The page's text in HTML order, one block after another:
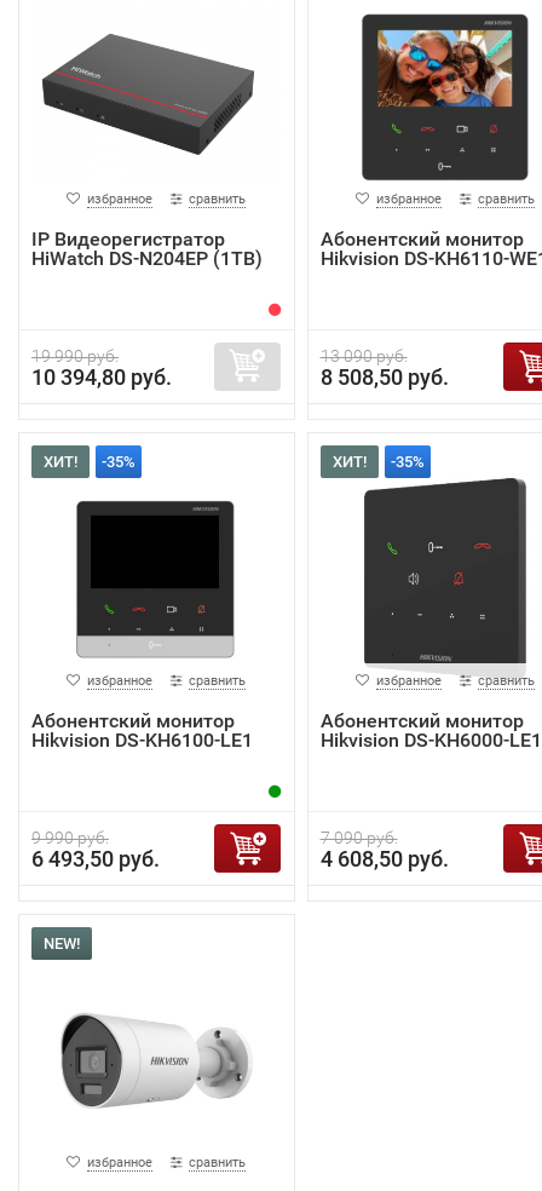
избранное сравнить
IP Видеорегистратор
HiWatch DS-N204EP (1TB)
19 990 руб.
10 394,80 руб.
избранное сравнить
Абонентский монитор
Hikvision DS-KH6110-
13 090 руб.
8 508,50 руб.
ХИТ! -35%
избранное сравнить
Абонентский монитор
Hikvision DS-KH6100-LE1
9 990 руб.
6 493,50 руб.
ХИТ! -35%
избранное сравнить
Абонентский монитор
Hikvision DS-KH6000-LE1
7 090 руб.
4 608,50 руб.
NEW!
избранное сравнить